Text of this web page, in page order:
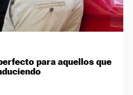
para aquellos que